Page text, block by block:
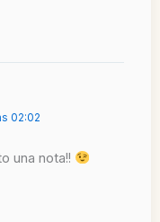
02:02
una nota!!